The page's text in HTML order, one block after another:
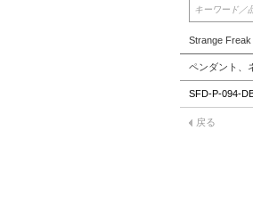
Strange Freak
SFD-P-094-
戻る